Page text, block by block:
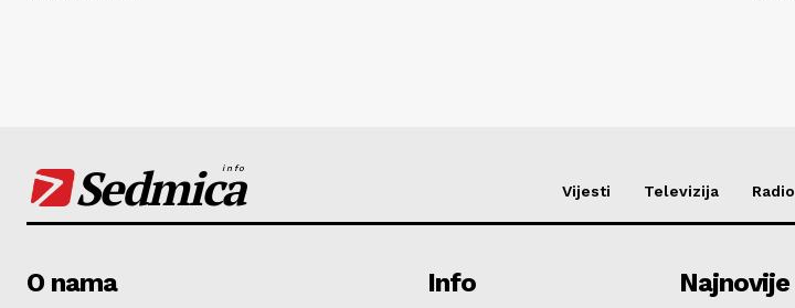
Sedmica
info
Vijesti Televizija Radio
O nama Info Najnovije